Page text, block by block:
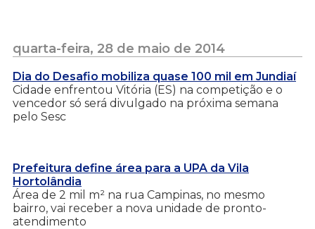
quarta-feira, 28 de maio de 2014
Dia do Desafio mobiliza quase 100 mil em Jundiaí
Cidade enfrentou Vitória (ES) na competição e o
vencedor só será divulgado na próxima semana
pelo Sesc
Prefeitura define área para a UPA da Vila
Hortolândia
Área de 2 mil m² na rua Campinas, no mesmo
bairro, vai receber a nova unidade de pronto-
atendimento